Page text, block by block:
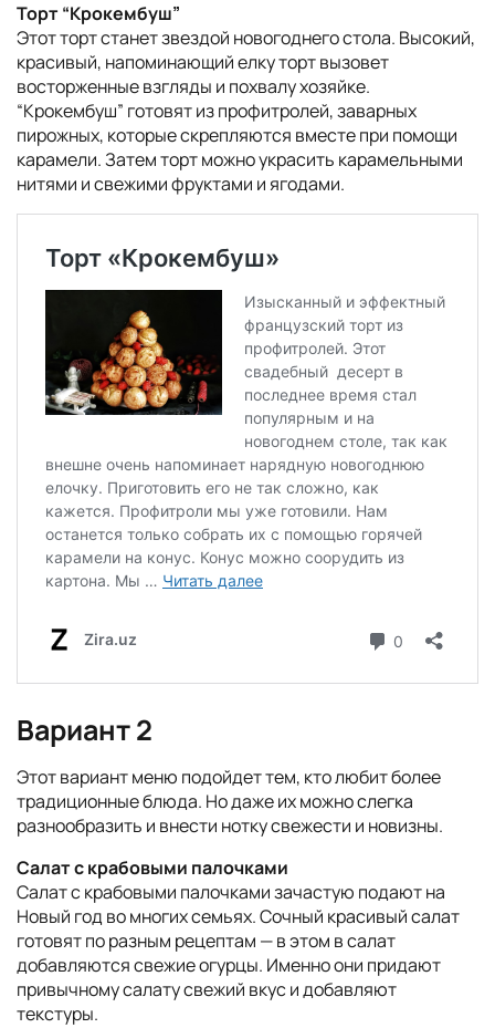
Торт “Крокембуш”
Этот торт станет звездой новогоднего стола. Высокий,
красивый, напоминающий елку торт вызовет
восторженные взгляды и похвалу хозяйке.
“Крокембуш” готовят из профитролей, заварных
пирожных, которые скрепляются вместе при помощи
карамели. Затем торт можно украсить карамельными
нитями и свежими фруктами и ягодами.
Вариант 2
Этот вариант меню подойдет тем, кто любит более
традиционные блюда. Но даже их можно слегка
разнообразить и внести нотку свежести и новизны.
Салат с крабовыми палочками
Салат с крабовыми палочками зачастую подают на
Новый год во многих семьях. Сочный красивый салат
готовят по разным рецептам — в этом в салат
добавляются свежие огурцы. Именно они придают
привычному салату свежий вкус и добавляют
текстуры.